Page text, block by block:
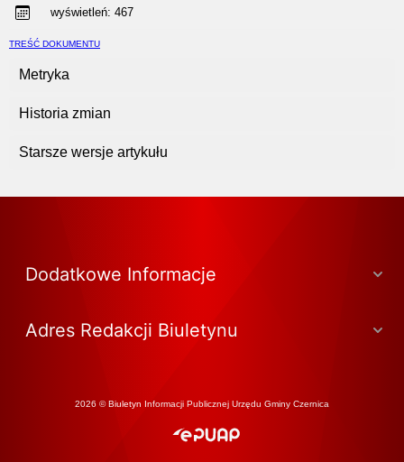
wyświetleń: 467
TREŚĆ DOKUMENTU
Metryka
Historia zmian
Starsze wersje artykułu
Dodatkowe Informacje
Adres Redakcji Biuletynu
2026 © Biuletyn Informacji Publicznej Urzędu Gminy Czernica